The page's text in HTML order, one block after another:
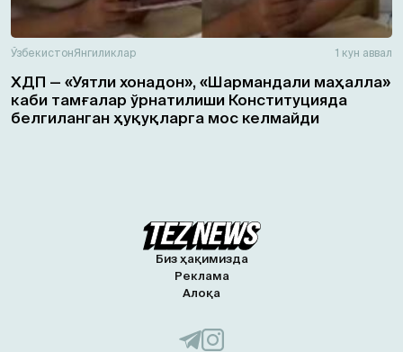
ЎзбекистонЯнгиликлар 1 кун аввал
ХДП — «Уятли хонадон», «Шармандали маҳалла»
каби тамғалар ўрнатилиши Конституцияда
белгиланган ҳуқуқларга мос келмайди
Биз ҳақимизда
Реклама
Алоқа